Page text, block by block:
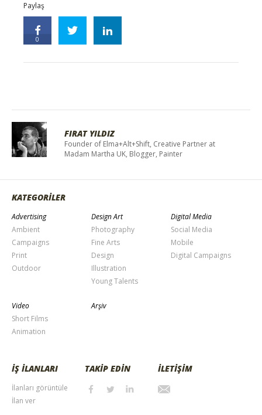
Paylaş
0
FIRAT YILDIZ
Founder of Elma+Alt+Shift, Creative Partner at
Madam Martha UK, Blogger, Painter
KATEGORİLER
Advertising
Ambient
Campaigns
Print
Outdoor
Design Art
Photography
Fine Arts
Design
Illustration
Young Talents
Digital Media
Social Media
Mobile
Digital Campaigns
Video
Short Films
Animation
Arşiv
İŞ İLANLARI
İlanları görüntüle
İlan ver
TAKİP EDİN İLETİŞİM